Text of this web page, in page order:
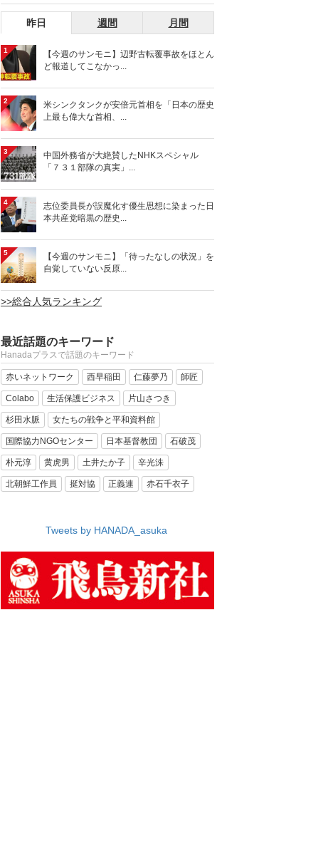
昨日 週間 月間
1
【今週のサンモニ】辺野古転覆事故をほとん
ど報道してこなかっ...
2
米シンクタンクが安倍元首相を「日本の歴史
上最も偉大な首相、...
3
中国外務省が大絶賛したNHKスペシャル
「７３１部隊の真実」...
4
志位委員長が誤魔化す優生思想に染まった日
本共産党暗黒の歴史...
5
【今週のサンモニ】「待ったなしの状況」を
自覚していない反原...
>>総合人気ランキング
最近話題のキーワード
Hanadaプラスで話題のキーワード
赤いネットワーク 西早稲田 仁藤夢乃 師匠
Colabo 生活保護ビジネス 片山さつき
杉田水脈 女たちの戦争と平和資料館
国際協力NGOセンター 日本基督教団 石破茂
朴元淳 黄虎男 土井たか子 辛光洙
北朝鮮工作員 挺対協 正義連 赤石千衣子
Tweets by HANADA_asuka